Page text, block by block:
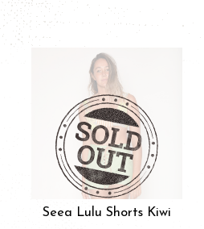
Seea Lulu Shorts Kiwi